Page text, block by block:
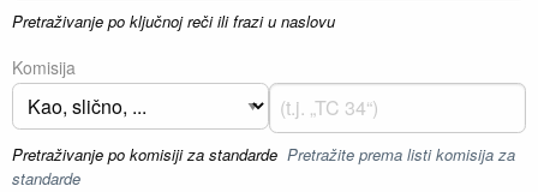
Pretraživanje po ključnoj reči ili frazi u naslovu
Komisija
Pretraživanje po komisiji za standarde Pretražite prema listi komisija za
standarde